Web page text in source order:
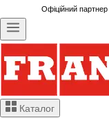
Офіційний партнер
Каталог